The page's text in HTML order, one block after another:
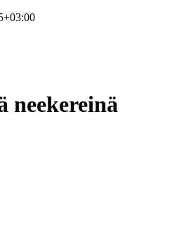
neekereinä